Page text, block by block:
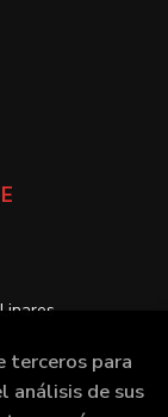
terceros para
análisis de sus